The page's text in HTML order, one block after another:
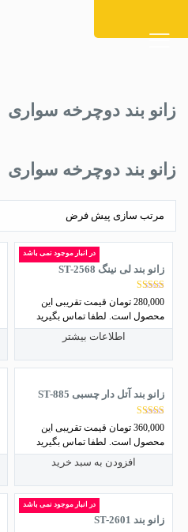
content
زانو بند دوچرخه سواری
زانو بند دوچرخه سواری
در انبار موجود نمی باشد
زانو بند لی نینگ ST-2568
نمره
5.00
از 5
280,000 تومان قیمت تقریبی این
محصول است. لطفا تماس بگیرید
اطلاعات بیشتر
زانو بند آتل دار چسبی ST-885
نمره
4.67
از 5
360,000 تومان قیمت تقریبی این
محصول است. لطفا تماس بگیرید
افزودن به سبد خرید
در انبار موجود نمی باشد
زانو بند ST-2601